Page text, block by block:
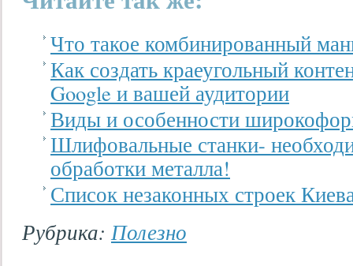
Что такое комбинированный
Как создать краеугольный
Google и вашей аудитории
Виды и особенности
Шлифовальные станки-
обработки металла!
Список незаконных строек
Рубрика:Полезно